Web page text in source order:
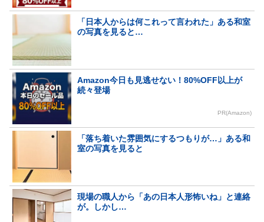
「日本人からは何これって言われた」ある和室
の写真を見ると…
Amazon今日も見逃せない！80%OFF以上が
続々登場
PR(Amazon)
「落ち着いた雰囲気にするつもりが…」ある和
室の写真を見ると
現場の職人から「あの日本人形怖いね」と連絡
が。しかし…